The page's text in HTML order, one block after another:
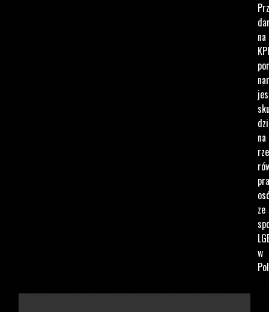
na
na
ze
w
PODAJ KWOTĘ